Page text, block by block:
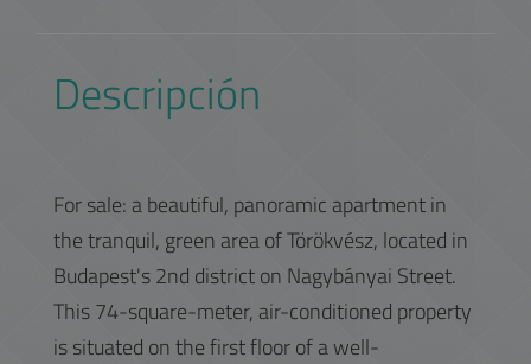
Descripción
For sale: a beautiful, panoramic apartment in
the tranquil, green area of Törökvész, located in
Budapest's 2nd district on Nagybányai Street.
This 74-square-meter, air-conditioned property
is situated on the first floor of a well-